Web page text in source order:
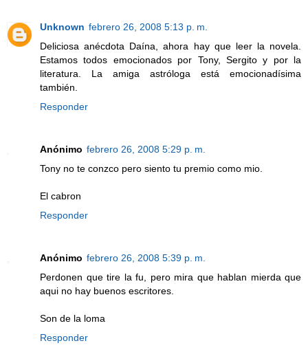
Unknown febrero 26, 2008 5:13 p. m.
Deliciosa anécdota Daína, ahora hay que leer la novela.
Estamos todos emocionados por Tony, Sergito y por la
literatura. La amiga astróloga está emocionadísima
también.
Responder
Anónimo febrero 26, 2008 5:29 p. m.
Tony no te conzco pero siento tu premio como mio.
El cabron
Responder
Anónimo febrero 26, 2008 5:39 p. m.
Perdonen que tire la fu, pero mira que hablan mierda que
aqui no hay buenos escritores.
Son de la loma
Responder